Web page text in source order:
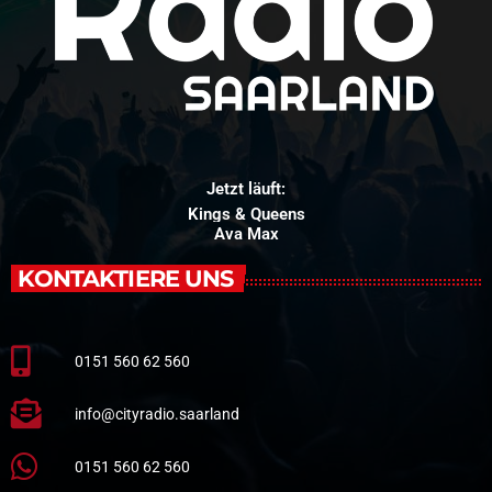
Jetzt läuft:
Zombie
Cranberries
KONTAKTIERE UNS
0151 560 62 560
info@cityradio.saarland
0151 560 62 560